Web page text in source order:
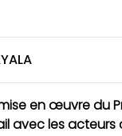
en œuvre du
avec les acteurs